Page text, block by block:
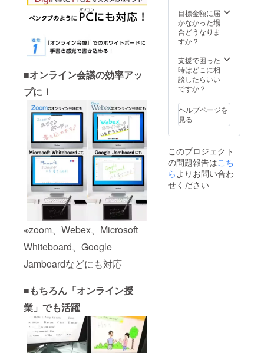
■オンライン会議の効率アッ
プに！
※zoom、Webex、Microsoft
Whiteboard、Google
Jamboardなどにも対応
■もちろん「オンライン授
業」でも活躍
※多くの
ご支援
をいた
産効率
が向上
した場
合な
般販売
価格が
予定よ
り下が
性もご
ざいま
す。
況、生
産工程
上の都
出荷時
期が遅
れる可
能性が
ます。
※多くの
ご支援
をいた
とで生
産効率
が向上
した場
合な
目標金額に届
かなかった場
合どうなりま
すか？
支援で困った
時はどこに相
談したらいい
ですか？
ヘルプページを
見る
このプロジェクト
の問題報告はこち
らよりお問い合わ
せください